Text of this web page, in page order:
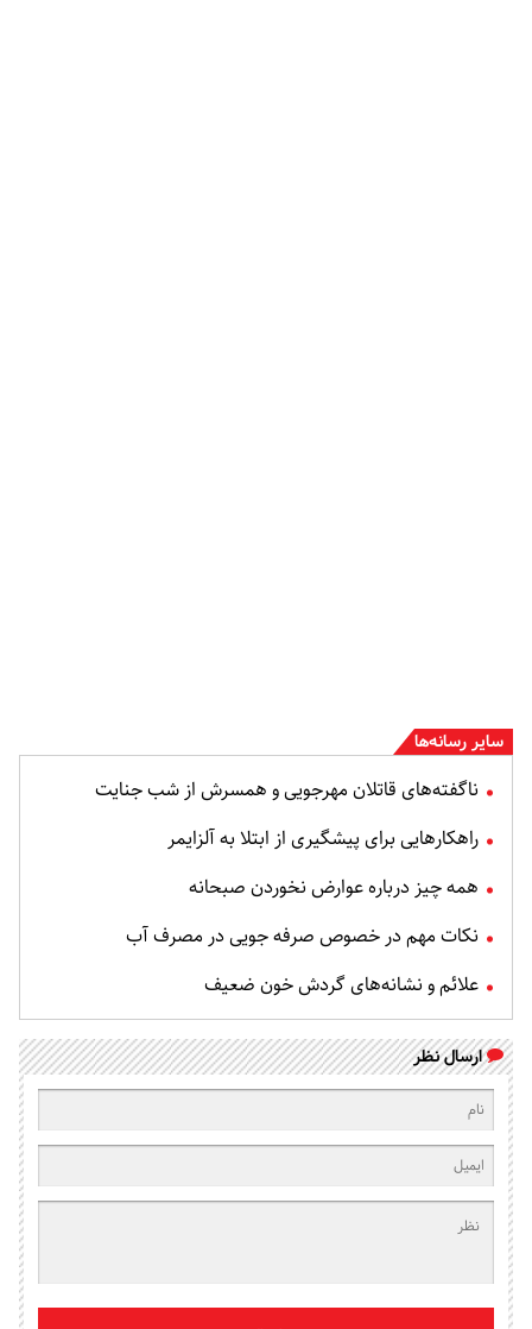
سایر رسانه‌ها
ناگفته‌های قاتلان مهرجویی و همسرش از شب جنایت
راهکارهایی برای پیشگیری از ابتلا به آلزایمر
همه چیز درباره عوارض نخوردن صبحانه
نکات مهم در خصوص صرفه جویی در مصرف آب
علائم و نشانه‌های گردش خون ضعیف
ارسال نظر